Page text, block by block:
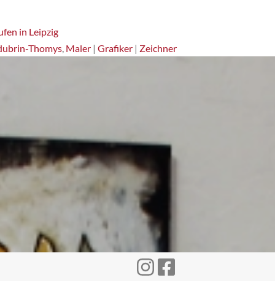
in Leipzig
Thomys, Maler | Grafiker | Zeichner